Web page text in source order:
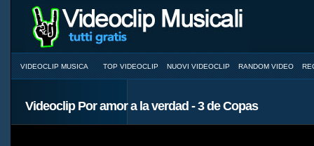
VIDEOCLIP MUSICA TOP VIDEOCLIP NUOVI VIDEOCLIP RANDOM VIDEO
Videoclip Por amor a la verdad - 3 de Copas